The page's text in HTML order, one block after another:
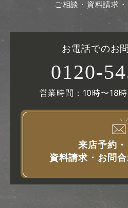
ご相談・資料請求
お電話でのお
0120-
営業時間：10時〜18
来店予約
資料請求・お問